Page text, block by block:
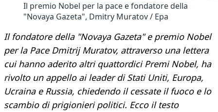
Il premio Nobel per la pace e fondatore della
"Novaya Gazeta", Dmitry Muratov / Epa
Il fondatore della "Novaya Gazeta" e premio Nobel
per la Pace Dmitrij Muratov, attraverso una lettera
cui hanno aderito altri quattordici Premi Nobel, ha
rivolto un appello ai leader di Stati Uniti, Europa,
Ucraina e Russia, chiedendo il cessate il fuoco e lo
scambio di prigionieri politici. Ecco il testo